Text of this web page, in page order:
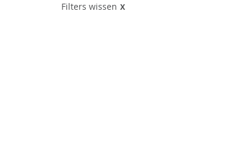
Filters wissen X